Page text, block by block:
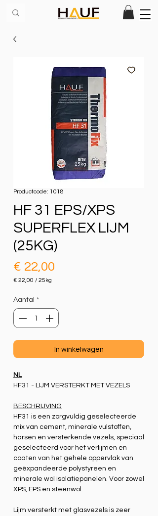
Productcode: 1018
HF 31 EPS/XPS
SUPERFLEX LIJM
(25KG)
€ 22,00
€ 22,00 / 25kg
25
Kilogram
Aantal *
In winkelwagen
NL
HF31 - LIJM VERSTERKT MET VEZELS
BESCHRIJVING
HF31 is een zorgvuldig geselecteerde
mix van cement, minerale vulstoffen,
harsen en versterkende vezels, speciaal
geselecteerd voor het verlijmen en
coaten van het gehele oppervlak van
geëxpandeerde polystyreen en
minerale wol isolatiepanelen. Voor zowel
XPS, EPS en steenwol.
Lijm versterkt met glasvezels is zeer